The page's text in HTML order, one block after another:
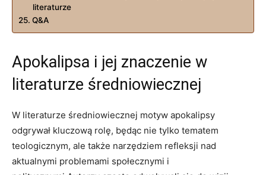
literaturze
Q&A
Apokalipsa i jej znaczenie w
literaturze‌ średniowiecznej
W literaturze średniowiecznej motyw apokalipsy
odgrywał kluczową ⁢rolę, będąc nie tylko tematem‌
teologicznym, ale także narzędziem refleksji nad‍
aktualnymi problemami społecznymi i